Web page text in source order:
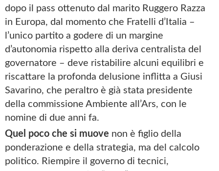
dopo il pass ottenuto dal marito Ruggero Razza
in Europa, dal momento che Fratelli d’Italia –
l’unico partito a godere di un margine
d’autonomia rispetto alla deriva centralista del
governatore – deve ristabilire alcuni equilibri e
riscattare la profonda delusione inflitta a Giusi
Savarino, che peraltro è già stata presidente
della commissione Ambiente all’Ars, con le
nomine di due anni fa.
Quel poco che si muove non è figlio della
ponderazione e della strategia, ma del calcolo
politico. Riempire il governo di tecnici,